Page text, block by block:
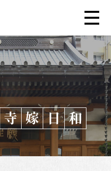
寺 嫁 日 和